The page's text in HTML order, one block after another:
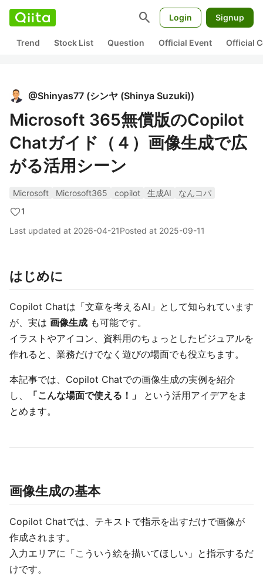
search Login Signup
Trend Stock List Question Official Event Official
@Shinyas77 (シンヤ (Shinya Suzuki))
Microsoft 365無償版のCopilot
Chatガイド（４）画像生成で広
がる活用シーン
Microsoft Microsoft365 copilot 生成AI
なんコパ
1
Last updated at 2026-04-21Posted at 2025-09-11
はじめに
Copilot Chatは「文章を考えるAI」として知られています
が、実は 画像生成 も可能です。
イラストやアイコン、資料用のちょっとしたビジュアルを
作れると、業務だけでなく遊びの場面でも役立ちます。
本記事では、Copilot Chatでの画像生成の実例を紹介
し、
「こんな場面で使える！」
という活用アイデアをま
とめます。
画像生成の基本
Copilot Chatでは、テキストで指示を出すだけで画像が
作成されます。
入力エリアに「こういう絵を描いてほしい」と指示するだ
けです。